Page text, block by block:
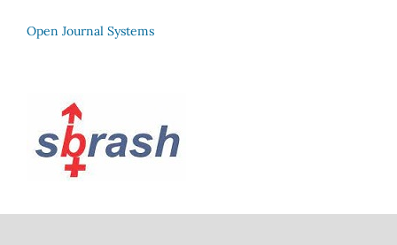
Open Journal Systems